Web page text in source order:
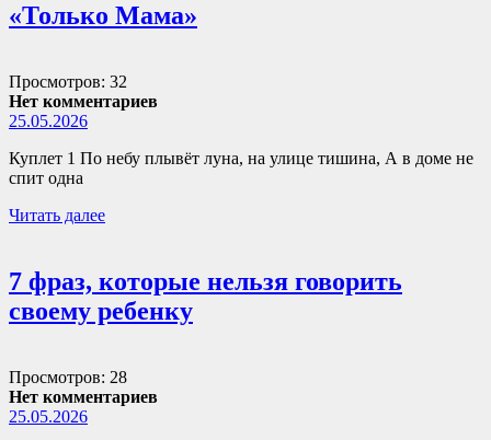
«Только Мама»
Просмотров: 32
Нет комментариев
25.05.2026
Куплет 1 По небу плывёт луна, на улице тишина, А в доме не
спит одна
Читать далее
7 фраз, которые нельзя говорить
своему ребенку
Просмотров: 28
Нет комментариев
25.05.2026